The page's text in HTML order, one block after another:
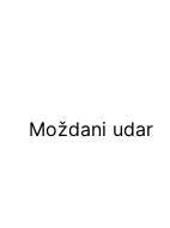
Moždani udar